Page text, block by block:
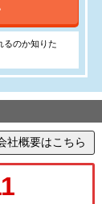
るのか知りた
社概要はこちら